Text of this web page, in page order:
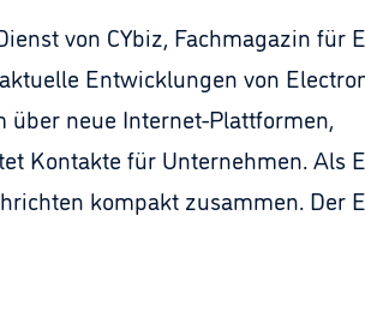
von CYbiz, Fachmagazin für
Entwicklungen von
über neue Internet-Plattformen,
Kontakte für Unternehmen. Als
kompakt zusammen. Der